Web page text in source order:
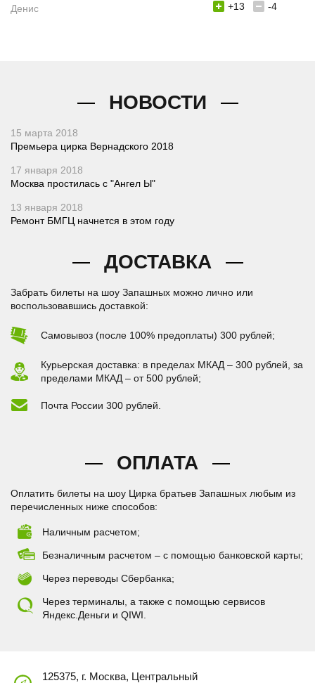
+13
-4
Денис
НОВОСТИ
15 марта 2018
Премьера цирка Вернадского 2018
17 января 2018
Москва простилась с "Ангел Ы"
13 января 2018
Ремонт БМГЦ начнется в этом году
ДОСТАВКА
Забрать билеты на шоу Запашных можно лично или
воспользовавшись доставкой:
Самовывоз (после 100% предоплаты) 300 рублей;
Курьерская доставка: в пределах МКАД – 300 рублей, за
пределами МКАД – от 500 рублей;
Почта России 300 рублей.
ОПЛАТА
Оплатить билеты на шоу Цирка братьев Запашных любым из
перечисленных ниже способов:
Наличным расчетом;
Безналичным расчетом – с помощью банковской карты;
Через переводы Сбербанка;
Через терминалы, а также с помощью сервисов
Яндекс.Деньги и QIWI.
125375, г. Москва, Центральный